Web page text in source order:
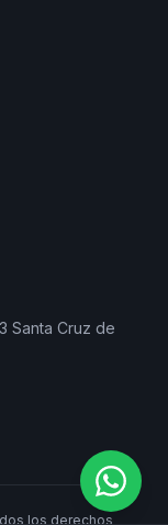
Santa Cruz de
los derechos